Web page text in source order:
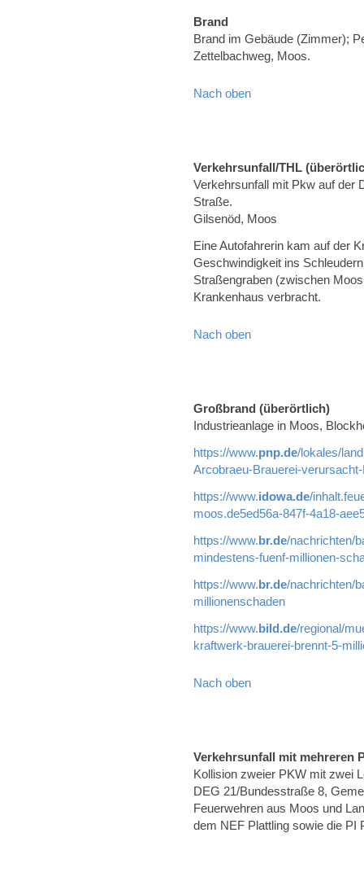
Brand
Brand im Gebäude (Zimmer);
Zettelbachweg, Moos.
Nach oben
Verkehrsunfall/THL
Verkehrsunfall mit Pkw auf der
Straße.
Gilsenöd, Moos
Eine Autofahrerin kam auf der
Geschwindigkeit ins
Straßengraben (zwischen
Krankenhaus verbracht.
Nach oben
Großbrand (überörtlich)
Industrieanlage in Moos,
https://www.pnp.de/lokales/
Arcobraeu-Brauerei-
https://www.idowa.de/
moos.de5ed56a-847f-4a18-
https://www.br.de/nachrichten/
mindestens-fuenf-millionen-
https://www.br.de/nachrichten/
millionenschaden
https://www.bild.de/regional/
kraftwerk-brauerei-brennt-5-
Nach oben
Verkehrsunfall mit mehreren
Kollision zweier PKW mit zwei
DEG 21/Bundesstraße 8,
Feuerwehren aus Moos und
dem NEF Plattling sowie die PI